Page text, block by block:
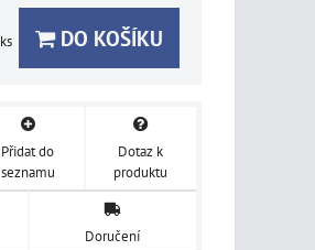
ks DO KOŠÍKU
Přidat do
seznamu
Dotaz k
produktu
Doručení